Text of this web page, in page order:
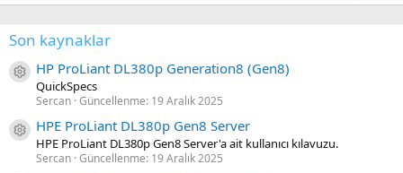
Son kaynaklar
Kaynak ikon/amblem
HP ProLiant DL380p Generation8 (Gen8)
QuickSpecs
Sercan Güncellenme: 19 Aralık 2025
Kaynak ikon/amblem
HPE ProLiant DL380p Gen8 Server
HPE ProLiant DL380p Gen8 Server'a ait kullanıcı kılavuzu.
Sercan Güncellenme: 19 Aralık 2025